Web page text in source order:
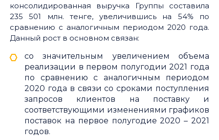
консолидированная выручка Группы составила
235 501 млн. тенге, увеличившись на 54% по
сравнению с аналогичным периодом 2020 года.
Данный рост в основном связан:
со значительным увеличением объема
реализации в первом полугодии 2021 года
по сравнению с аналогичным периодом
2020 года в связи со сроками поступления
запросов клиентов на поставку и
соответствующими изменениями графиков
поставок на первое полугодие 2020 – 2021
годов.